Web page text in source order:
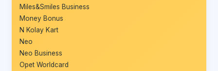
Miles&Smiles Business
Money Bonus
N Kolay Kart
Neo
Neo Business
Opet Worldcard